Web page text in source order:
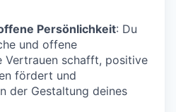
Persönlichkeit: Du
und offene
Vertrauen schafft, positive
fördert und
der Gestaltung deines